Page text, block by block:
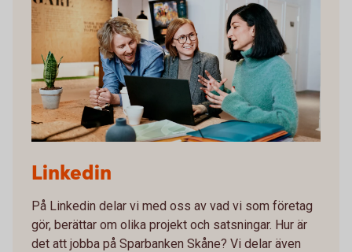
computer
Linkedin
På Linkedin delar vi med oss av vad vi som företag
gör, berättar om olika projekt och satsningar. Hur är
det att jobba på Sparbanken Skåne? Vi delar även